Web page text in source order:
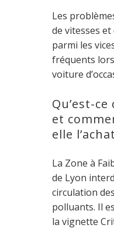
Les
de vitesses
parmi les
fréquents lors
voiture
Qu’est-ce
et
elle
La Zone à
de Lyon
circulation
polluants. Il
la vignette